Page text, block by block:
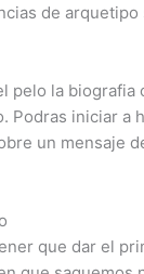
de arquetipo
pelo la
Podras iniciar
un
que dar el